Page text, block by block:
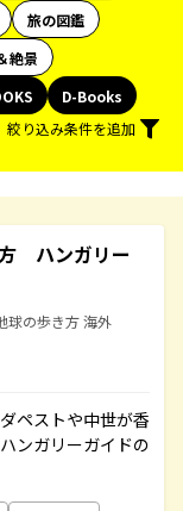
旅の図鑑
絶景
D-Books
絞り込み条件を追加
ハンガリー
球の歩き方 海外
ペストや中世が香
ンガリーガイドの